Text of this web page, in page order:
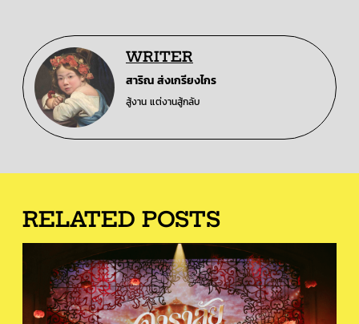
WRITER
สาริณ ส่งเกรียงไกร
สู้งาน แต่งานสู้กลับ
RELATED POSTS